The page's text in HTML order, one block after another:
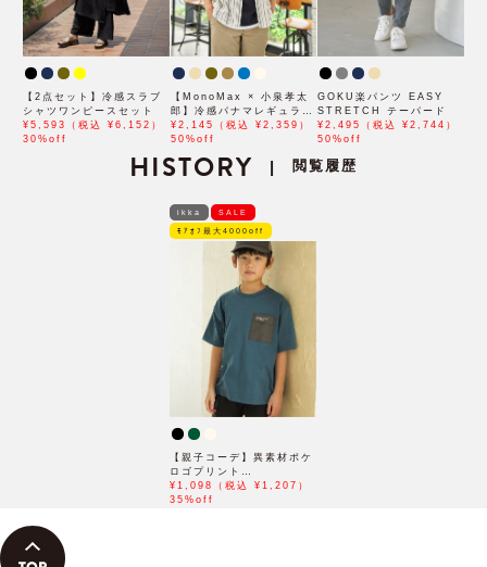
【2点セット】冷感スラブ
シャツワンピースセット
¥5,593（税込 ¥6,152）
30%off
【MonoMax × 小泉孝太
郎】冷感パナマレギュラー
カラー半袖シャツ「小泉孝
太郎さん着用モデル」
¥2,145（税込 ¥2,359）
50%off
GOKU楽パンツ EASY
STRETCH テーパード
¥2,495（税込 ¥2,744）
50%off
HISTORY | 閲覧履歴
ikka SALE
ﾓｱｵﾌ最大4000off
【親子コーデ】異素材ポケ
ロゴプリント
T（120~160cm）
¥1,098（税込 ¥1,207）
35%off